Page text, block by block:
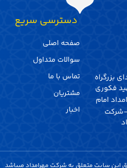
بزرگراه
فکوری
امام
-شرکت
‌ دسترسی سریع
صفحه اصلی
سوالات متداول
تماس با ما
مشتریان
اخبار
این سایت متعلق به شرکت مهرامداد میباشد